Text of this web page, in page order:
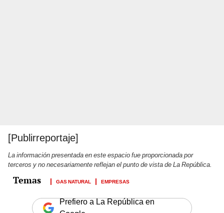
[Publirreportaje]
La información presentada en este espacio fue proporcionada por
terceros y no necesariamente reflejan el punto de vista de La República.
GAS NATURAL EMPRESAS
Prefiero a La República en